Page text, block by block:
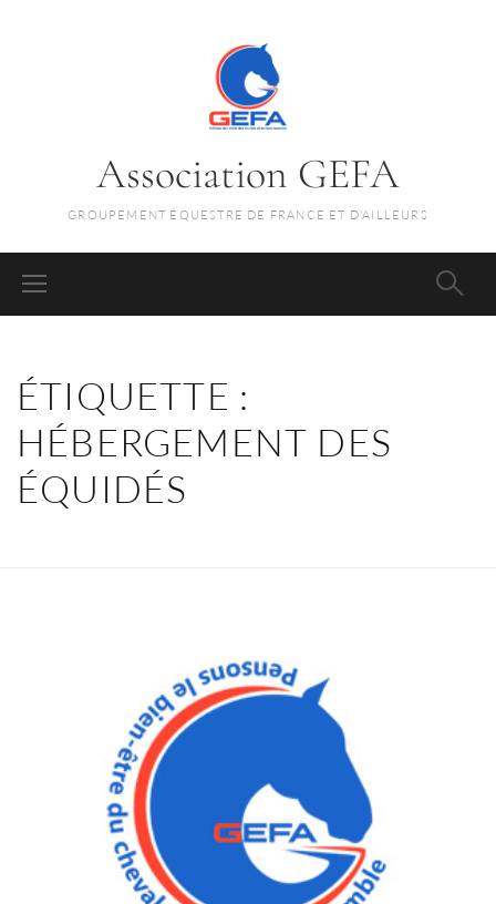
Association GEFA
GROUPEMENT ÉQUESTRE DE FRANCE ET D'AILLEURS
ÉTIQUETTE :
HÉBERGEMENT DES
ÉQUIDÉS